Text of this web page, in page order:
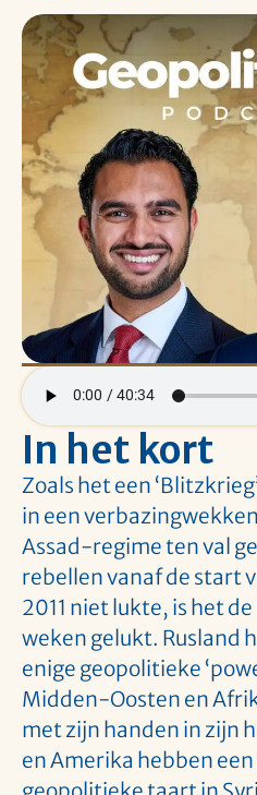
In het kort
Zoals het een
in een
Assad-regime ten val
rebellen vanaf de start
2011 niet lukte, is het
weken gelukt. Rusland
enige geopolitieke
Midden-Oosten en
met zijn handen in zijn
en Amerika hebben